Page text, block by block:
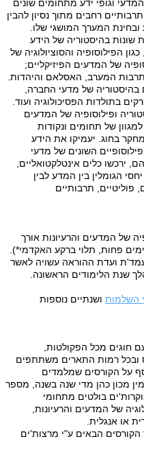
וגופי ידע מתחומים שונים
רחבים מתוך נסיון להבין
ובחינת המערך המושגי שלו.
שונות בהיסטוריה של הידע
הפילוסופיה והסוציולוגיה של
של המדעים הפיזיקליים;
המערב, האסלאם והיהדות.
בהיסטוריה של מדעי החברה,
בתולדות הפסיכולוגיה ועוד.
ופילוסופיה של המדעים
של תחומים ונקודות
בחוג. יעמיקו את הידע
השונים של מדעי
ירכשו כלים אינטלקטואליים,
הגומלין בין המדע לבין
פוליטיים, תרבותיים
של המדעים והרעיונות אורך
פחות, תלוי ברקע האקדמי*).
ועדת ההוראה עשויה לאשר
שנת הלימודים הראשונה.
השלמות ושנתיים נוספות
חוגים מכל הפקולטות,
ובכל רמות התארים משתתפים
על הקורסים שמלמדים
מכון כהן מדי שנה בשנה, מספר
בולטים מתחומי
של המדעים והרעיונות,
או אנגלית.
הקורסים הבאים ע"י מרצות'ים